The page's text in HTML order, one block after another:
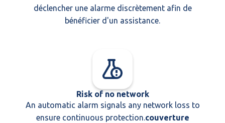
déclencher une alarme discrètement afin de
bénéficier d'un assistance.
Risk of no network
An automatic alarm signals any network loss to
ensure continuous protection.couverture